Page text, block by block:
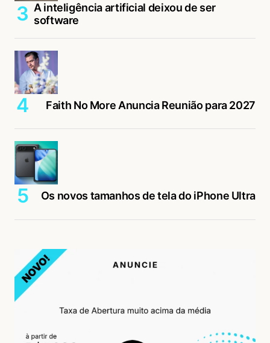
A inteligência artificial deixou de ser
software
Faith No More Anuncia Reunião para 2027
Os novos tamanhos de tela do iPhone Ultra